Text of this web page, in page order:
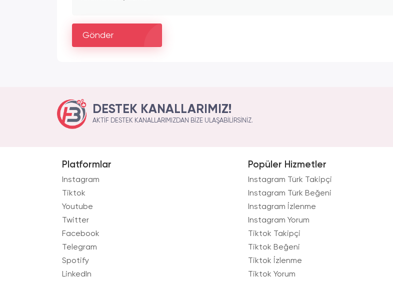
Gönder
DESTEK KANALLARIMIZ!
AKTIF DESTEK KANALLARIMIZDAN BIZE ULAŞABILIRSINIZ.
Platformlar
Instagram
Tiktok
Youtube
Twitter
Facebook
Telegram
Spotify
LinkedIn
Popüler Hizmetler
Instagram Türk Takipçi
Instagram Türk Beğeni
Instagram İzlenme
Instagram Yorum
Tiktok Takipçi
Tiktok Beğeni
Tiktok İzlenme
Tiktok Yorum